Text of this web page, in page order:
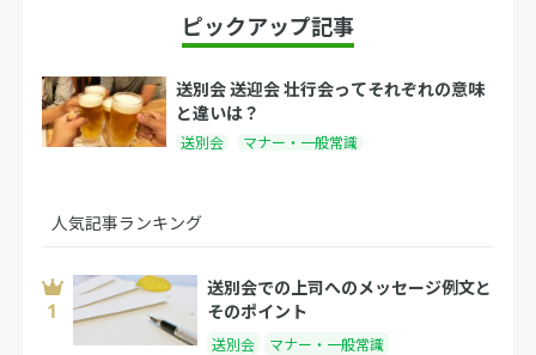
ピックアップ記事
送別会 送迎会 壮行会ってそれぞれの意味
と違いは？
送別会 マナー・一般常識
人気記事ランキング
送別会での上司へのメッセージ例文と
そのポイント
送別会 マナー・一般常識